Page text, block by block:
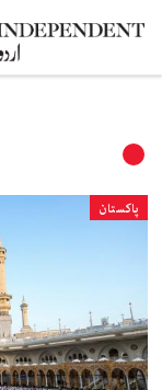
پاکستان